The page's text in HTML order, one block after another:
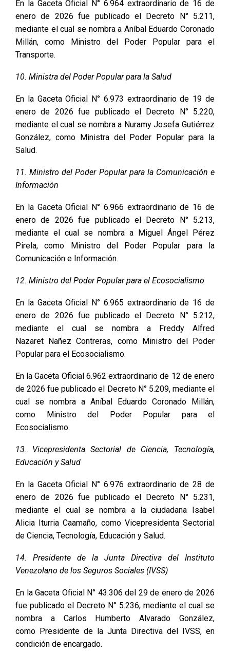
En la Gaceta Oficial N° 6.964 extraordinario de 16 de
enero de 2026 fue publicado el Decreto N° 5.211,
mediante el cual se nombra a Aníbal Eduardo Coronado
Millán, como Ministro del Poder Popular para el
Transporte.
10. Ministra del Poder Popular para la Salud
En la Gaceta Oficial N° 6.973 extraordinario de 19 de
enero de 2026 fue publicado el Decreto N° 5.220,
mediante el cual se nombra a Nuramy Josefa Gutiérrez
González, como Ministra del Poder Popular para la
Salud.
11. Ministro del Poder Popular para la Comunicación e
Información
En la Gaceta Oficial N° 6.966 extraordinario de 16 de
enero de 2026 fue publicado el Decreto N° 5.213,
mediante el cual se nombra a Miguel Ángel Pérez
Pirela, como Ministro del Poder Popular para la
Comunicación e Información.
12. Ministro del Poder Popular para el Ecosocialismo
En la Gaceta Oficial N° 6.965 extraordinario de 16 de
enero de 2026 fue publicado el Decreto N° 5.212,
mediante el cual se nombra a Freddy Alfred
Nazaret Nañez Contreras, como Ministro del Poder
Popular para el Ecosocialismo.
En la Gaceta Oficial 6.962 extraordinario de 12 de enero
de 2026 fue publicado el Decreto N° 5.209, mediante el
cual se nombra a Aníbal Eduardo Coronado Millán,
como Ministro del Poder Popular para el
Ecosocialismo.
13. Vicepresidenta Sectorial de Ciencia, Tecnología,
Educación y Salud
En la Gaceta Oficial N° 6.976 extraordinario de 28 de
enero de 2026 fue publicado el Decreto N° 5.231,
mediante el cual se nombra a la ciudadana Isabel
Alicia Iturria Caamaño, como Vicepresidenta Sectorial
de Ciencia, Tecnología, Educación y Salud.
14. Presidente de la Junta Directiva del Instituto
Venezolano de los Seguros Sociales (IVSS)
En la Gaceta Oficial N° 43.306 del 29 de enero de 2026
fue publicado el Decreto N° 5.236, mediante el cual se
nombra a Carlos Humberto Alvarado González,
como Presidente de la Junta Directiva del IVSS, en
condición de encargado.